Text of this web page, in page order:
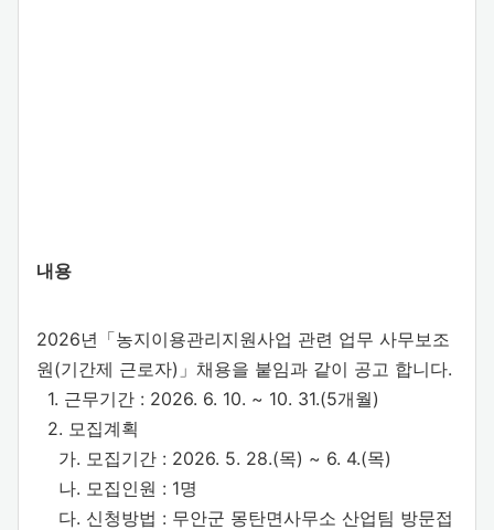
내용
2026년「농지이용관리지원사업 관련 업무 사무보조
원(기간제 근로자)」채용을 붙임과 같이 공고 합니다.
1. 근무기간 : 2026. 6. 10. ~ 10. 31.(5개월)
2. 모집계획
가. 모집기간 : 2026. 5. 28.(목) ~ 6. 4.(목)
나. 모집인원 : 1명
다. 신청방법 : 무안군 몽탄면사무소 산업팀 방문접